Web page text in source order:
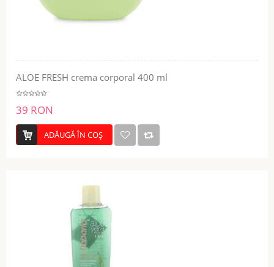
ALOE FRESH crema corporal 400 ml
39 RON
ADĂUGĂ ÎN COŞ